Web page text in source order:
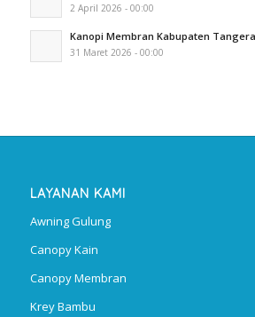
2 April 2026 - 00:00
Kanopi Membran Kabupaten
31 Maret 2026 - 00:00
LAYANAN KAMI
Awning Gulung
Canopy Kain
Canopy Membran
Krey Bambu